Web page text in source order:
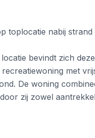
toplocatie nabij strand
bevindt zich
met
De woning
zij zowel